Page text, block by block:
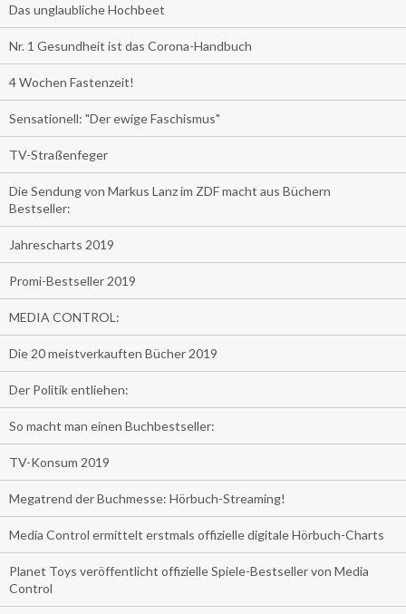
Das unglaubliche Hochbeet
Nr. 1 Gesundheit ist das Corona-Handbuch
4 Wochen Fastenzeit!
Sensationell: "Der ewige Faschismus"
TV-Straßenfeger
Die Sendung von Markus Lanz im ZDF macht aus Büchern
Bestseller:
Jahrescharts 2019
Promi-Bestseller 2019
MEDIA CONTROL:
Die 20 meistverkauften Bücher 2019
Der Politik entliehen:
So macht man einen Buchbestseller:
TV-Konsum 2019
Megatrend der Buchmesse: Hörbuch-Streaming!
Media Control ermittelt erstmals offizielle digitale Hörbuch-Charts
Planet Toys veröffentlicht offizielle Spiele-Bestseller von Media
Control